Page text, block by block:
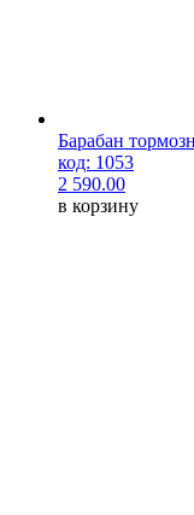
Барабан
код: 1053
2 590.00
в корзину